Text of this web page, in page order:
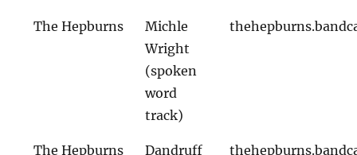
The Hepburns
Michle
Wright
(spoken
word
track)
The Hepburns Dandruff